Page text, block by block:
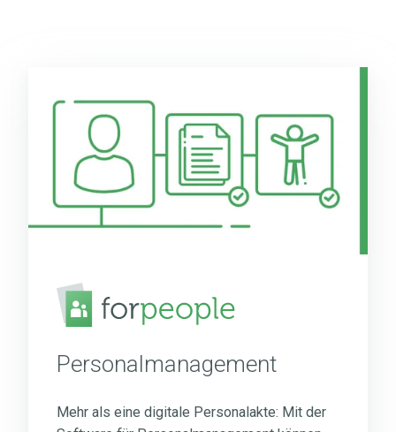
Personalmanagement
Mehr als eine digitale Personalakte: Mit der